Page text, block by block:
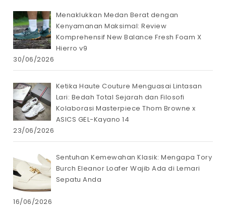
Menaklukkan Medan Berat dengan
Kenyamanan Maksimal: Review
Komprehensif New Balance Fresh Foam X
Hierro v9
30/06/2026
Ketika Haute Couture Menguasai Lintasan
Lari: Bedah Total Sejarah dan Filosofi
Kolaborasi Masterpiece Thom Browne x
ASICS GEL-Kayano 14
23/06/2026
Sentuhan Kemewahan Klasik: Mengapa Tory
Burch Eleanor Loafer Wajib Ada di Lemari
Sepatu Anda
16/06/2026